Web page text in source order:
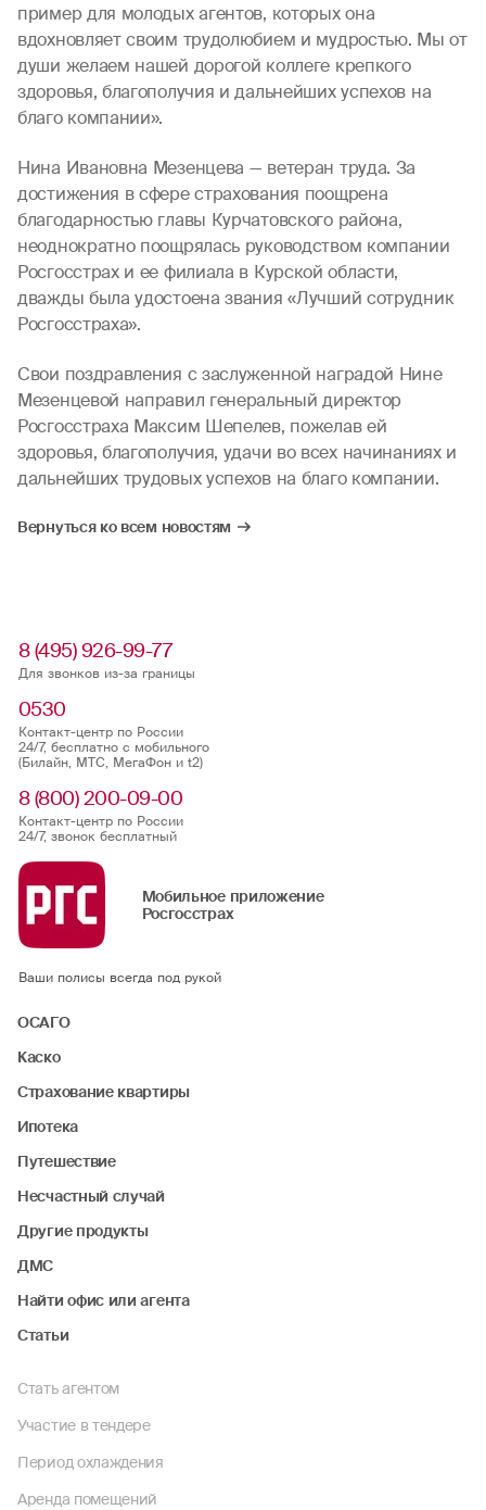
пример для молодых агентов, которых она
вдохновляет своим трудолюбием и мудростью. Мы от
души желаем нашей дорогой коллеге крепкого
здоровья, благополучия и дальнейших успехов на
благо компании».
Нина Ивановна Мезенцева — ветеран труда. За
достижения в сфере страхования поощрена
благодарностью главы Курчатовского района,
неоднократно поощрялась руководством компании
Росгосстрах и ее филиала в Курской области,
дважды была удостоена звания «Лучший сотрудник
Росгосстраха».
Свои поздравления с заслуженной наградой Нине
Мезенцевой направил генеральный директор
Росгосстраха Максим Шепелев, пожелав ей
здоровья, благополучия, удачи во всех начинаниях и
дальнейших трудовых успехов на благо компании.
Вернуться ко всем новостям
8 (495) 926-99-77
Для звонков из-за границы
0530
Контакт-центр по России
24/7, бесплатно с мобильного
(Билайн, МТС, МегаФон и t2)
8 (800) 200-09-00
Контакт-центр по России
24/7, звонок бесплатный
Мобильное приложение
Росгосстрах
Ваши полисы всегда под рукой
ОСАГО
Каско
Страхование квартиры
Ипотека
Путешествие
Несчастный случай
Другие продукты
ДМС
Найти офис или агента
Статьи
Стать агентом
Участие в тендере
Период охлаждения
Аренда помещений